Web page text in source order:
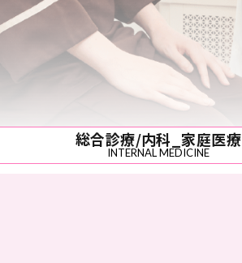
総合診療/内科_家庭医療
INTERNAL MEDICINE